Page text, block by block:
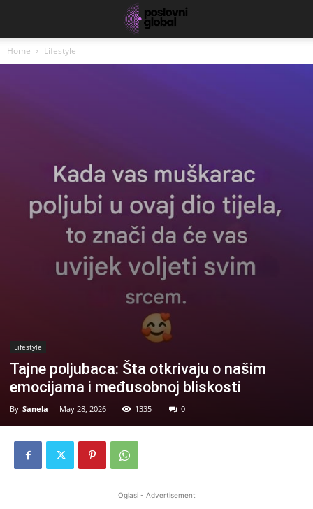
Home Lifestyle
Lifestyle
Tajne poljubaca: Šta otkrivaju o našim
emocijama i međusobnoj bliskosti
By Sanela - May 28, 2026 1335 0
Oglasi - Advertisement